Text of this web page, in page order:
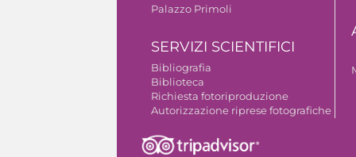
Palazzo Primoli
SERVIZI SCIENTIFICI
Bibliografia
Biblioteca
Richiesta fotoriproduzione
Autorizzazione riprese fotografiche